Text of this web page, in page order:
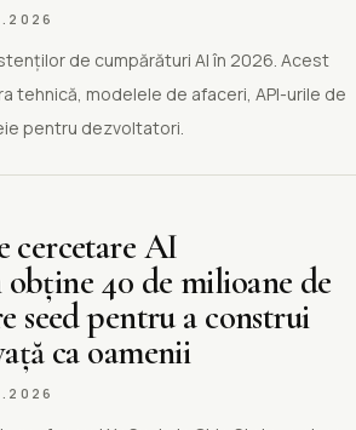
de cumpărături AI în 2026. Acest
tehnică, modelele de afaceri, API-urile de
pentru dezvoltatori.
cercetare AI
40 de milioane de
seed pentru a construi
ca oamenii